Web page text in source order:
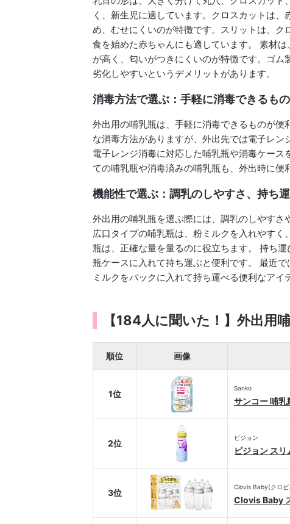
く、新生児に適しています。クロスカットは
め、むせにくいのが特徴です。スリットは、
食を始めた赤ちゃんにも適しています。 素材
が高く、匂いがつきにくいのが特徴です。ゴム
劣化しやすいというデメリットがあります。
消毒方法で選ぶ：手軽に消毒できるも
外出用の哺乳瓶は、手軽に消毒できるものが
な消毒方法がありますが、外出先では電子レン
電子レンジ消毒に対応した哺乳瓶や消毒ケー
ての哺乳瓶や消毒済みの哺乳瓶も、外出時に便
機能性で選ぶ：調乳のしやすさ、持ち
外出用の哺乳瓶を選ぶ際には、調乳のしやすさ
広口タイプの哺乳瓶は、粉ミルクを入れやす
瓶は、正確な量を量るのに役立ちます。 持ち
瓶ケースに入れて持ち運ぶと便利です。 最近
ミルクをパックに入れて持ち運べる便利なアイ
【184人に聞いた！】外出用
順位 画像
1位
Sanko
サンコー 哺乳
2位
ピジョン
ピジョン ス
3位
Clovis Baby(クロビ
Clovis Baby